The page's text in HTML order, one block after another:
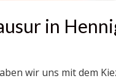
in
wir uns mit dem